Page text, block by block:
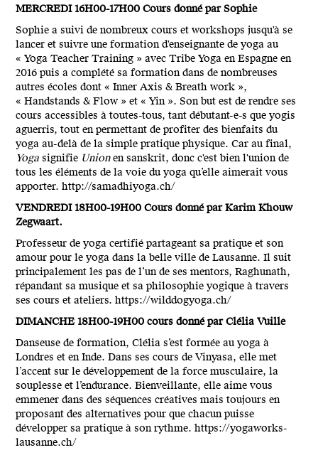
MERCREDI 16H00-17H00 Cours donné par Sophie
Sophie a suivi de nombreux cours et workshops jusqu'à se
lancer et suivre une formation d'enseignante de yoga au
« Yoga Teacher Training » avec Tribe Yoga en Espagne en
2016 puis a complété sa formation dans de nombreuses
autres écoles dont « Inner Axis & Breath work »,
« Handstands & Flow » et « Yin ». Son but est de rendre ses
cours accessibles à toutes-tous, tant débutant-e-s que yogis
aguerris, tout en permettant de profiter des bienfaits du
yoga au-delà de la simple pratique physique. Car au final,
Yoga signifie Unionen sanskrit, donc c'est bien l'union de
tous les éléments de la voie du yoga qu’elle aimerait vous
apporter. http://samadhiyoga.ch/
VENDREDI 18H00-19H00 Cours donné par Karim Khouw
Zegwaart.
Professeur de yoga certifié partageant sa pratique et son
amour pour le yoga dans la belle ville de Lausanne. Il suit
principalement les pas de l’un de ses mentors, Raghunath,
répandant sa musique et sa philosophie yogique à travers
ses cours et ateliers. https://wilddogyoga.ch/
DIMANCHE 18H00-19H00 cours donné par Clélia Vuille
Danseuse de formation, Clélia s’est formée au yoga à
Londres et en Inde. Dans ses cours de Vinyasa, elle met
l’accent sur le développement de la force musculaire, la
souplesse et l’endurance. Bienveillante, elle aime vous
emmener dans des séquences créatives mais toujours en
proposant des alternatives pour que chacun puisse
développer sa pratique à son rythme. https://yogaworks-
lausanne.ch/